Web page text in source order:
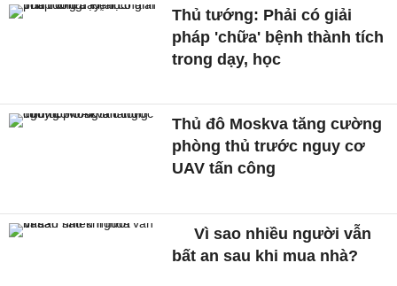
Thủ tướng: Phải có giải
pháp 'chữa' bệnh thành tích
trong dạy, học
Thủ đô Moskva tăng cường
phòng thủ trước nguy cơ
UAV tấn công
Vì sao nhiều người vẫn
bất an sau khi mua nhà?